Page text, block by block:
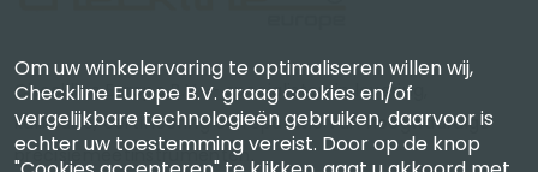
Checkline Europe B.V. — specialisten in levering,
kalibratie, certificering en reparatie van hoogwaardige
precisiemeetinstrumenten.
Om uw winkelervaring te optimaliseren willen wij,
Checkline Europe B.V. graag cookies en/of
vergelijkbare technologieën gebruiken, daarvoor is
echter uw toestemming vereist. Door op de knop